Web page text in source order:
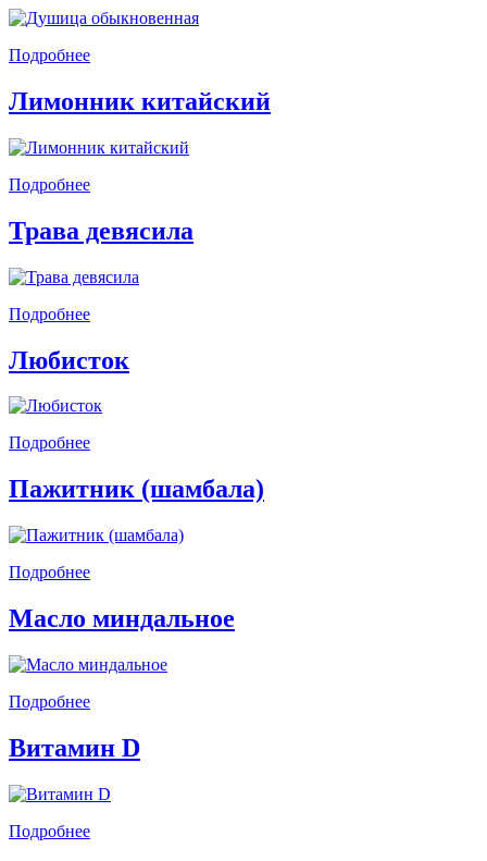
Подробнее
Лимонник китайский
Подробнее
Трава девясила
Подробнее
Любисток
Подробнее
Пажитник (шамбала)
Подробнее
Масло миндальное
Подробнее
Витамин D
Подробнее